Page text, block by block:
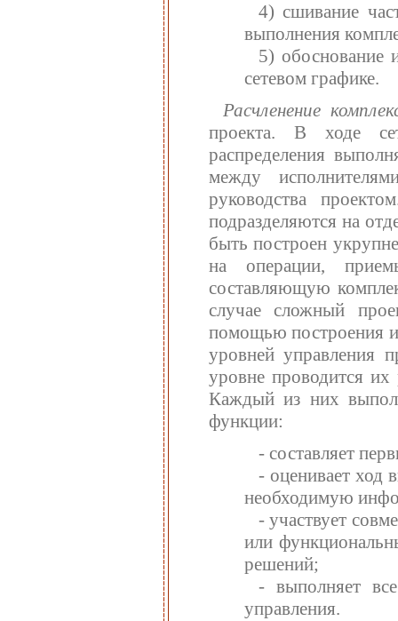
4) сшивание
выполнения
5) обоснование
сетевом графике.
Расчленение
проекта. В ходе
распределения
между
руководства
подразделяются на
быть построен
на операции,
составляющую
случае сложный
помощью построения
уровней управления
уровне проводится их
Каждый из них
функции:
- составляет
- оценивает ход
необходимую
- участвует
или
решений;
- выполняет
управления.